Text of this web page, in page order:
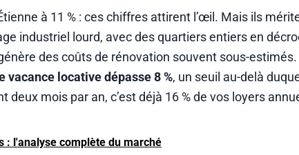
à 11 % : ces chiffres attirent l’œil. Mais ils
industriel lourd, avec des quartiers entiers en
des coûts de rénovation souvent sous-
vacance locative dépasse 8 %, un seuil au-delà
deux mois par an, c’est déjà 16 % de vos loyers
: l'analyse complète du marché